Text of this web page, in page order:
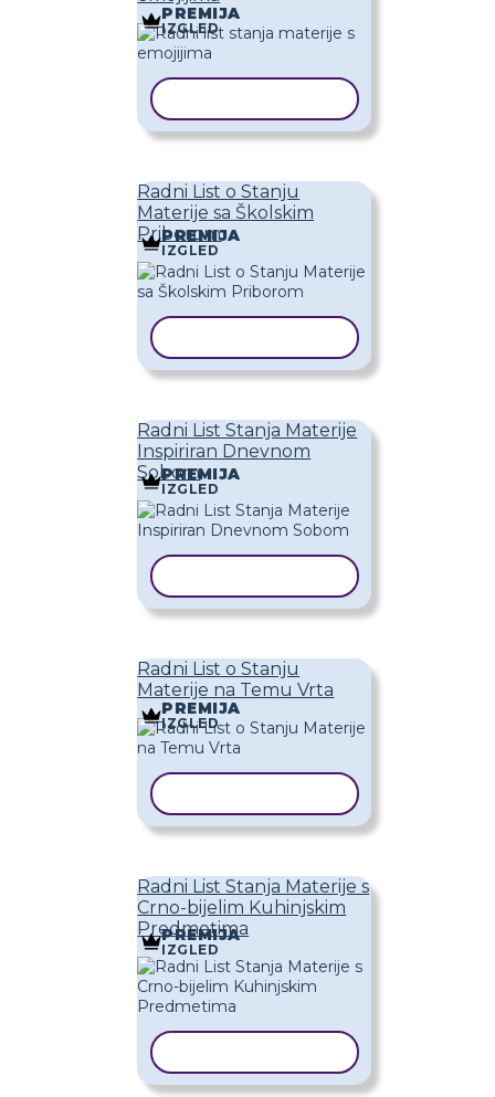
PREMIJA
IZGLED
Radni List o Stanju
Materije sa Školskim
Priborom
PREMIJA
IZGLED
Radni List Stanja Materije
Inspiriran Dnevnom
Sobom
PREMIJA
IZGLED
Radni List o Stanju
Materije na Temu Vrta
PREMIJA
IZGLED
Radni List Stanja Materije s
Crno-bijelim Kuhinjskim
Predmetima
PREMIJA
IZGLED